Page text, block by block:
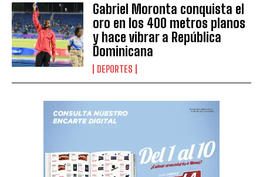
Gabriel Moronta conquista el
oro en los 400 metros planos
y hace vibrar a República
Dominicana
DEPORTES